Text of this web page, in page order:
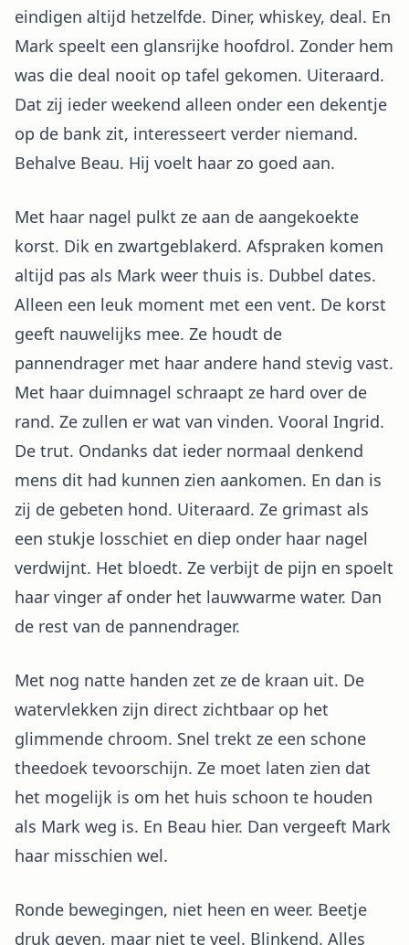
eindigen altijd hetzelfde. Diner, whiskey, deal. En
Mark speelt een glansrijke hoofdrol. Zonder hem
was die deal nooit op tafel gekomen. Uiteraard.
Dat zij ieder weekend alleen onder een dekentje
op de bank zit, interesseert verder niemand.
Behalve Beau. Hij voelt haar zo goed aan.
Met haar nagel pulkt ze aan de aangekoekte
korst. Dik en zwartgeblakerd. Afspraken komen
altijd pas als Mark weer thuis is. Dubbel dates.
Alleen een leuk moment met een vent. De korst
geeft nauwelijks mee. Ze houdt de
pannendrager met haar andere hand stevig vast.
Met haar duimnagel schraapt ze hard over de
rand. Ze zullen er wat van vinden. Vooral Ingrid.
De trut. Ondanks dat ieder normaal denkend
mens dit had kunnen zien aankomen. En dan is
zij de gebeten hond. Uiteraard. Ze grimast als
een stukje losschiet en diep onder haar nagel
verdwijnt. Het bloedt. Ze verbijt de pijn en spoelt
haar vinger af onder het lauwwarme water. Dan
de rest van de pannendrager.
Met nog natte handen zet ze de kraan uit. De
watervlekken zijn direct zichtbaar op het
glimmende chroom. Snel trekt ze een schone
theedoek tevoorschijn. Ze moet laten zien dat
het mogelijk is om het huis schoon te houden
als Mark weg is. En Beau hier. Dan vergeeft Mark
haar misschien wel.
Ronde bewegingen, niet heen en weer. Beetje
druk geven, maar niet te veel. Blinkend. Alles